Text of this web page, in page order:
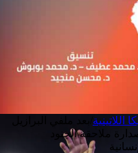
اللاتينية
ملاحقة الجنود